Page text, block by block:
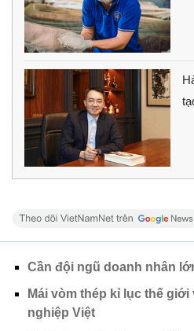
Cần đội ngũ doanh nhân
Mái vòm thép kỉ lục thế
nghiệp Việt